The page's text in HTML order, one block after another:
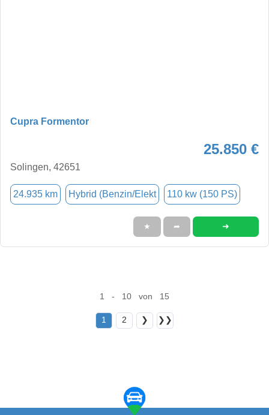
Cupra Formentor
25.850 €
Solingen, 42651
24.935 km Hybrid (Benzin/Elekt 110 kw (150 PS)
★ ➦ ➜
1 - 10 von 15
1 2 ❯ ❯❯